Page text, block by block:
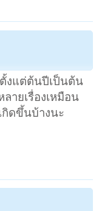
งแต่ต้นปีเป็นต้น
ายเรื่องเหมือน
กิดขึ้นบ้างนะ